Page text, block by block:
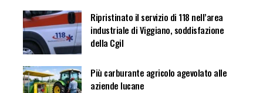
Ripristinato il servizio di 118 nell’area
industriale di Viggiano, soddisfazione
della Cgil
Più carburante agricolo agevolato alle
aziende lucane